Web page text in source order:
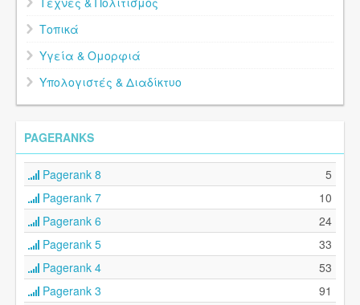
Τοπικά
Υγεία & Ομορφιά
Υπολογιστές & Διαδίκτυο
PAGERANKS
Pagerank 8
5
Pagerank 7
10
Pagerank 6
24
Pagerank 5
33
Pagerank 4
53
Pagerank 3
91